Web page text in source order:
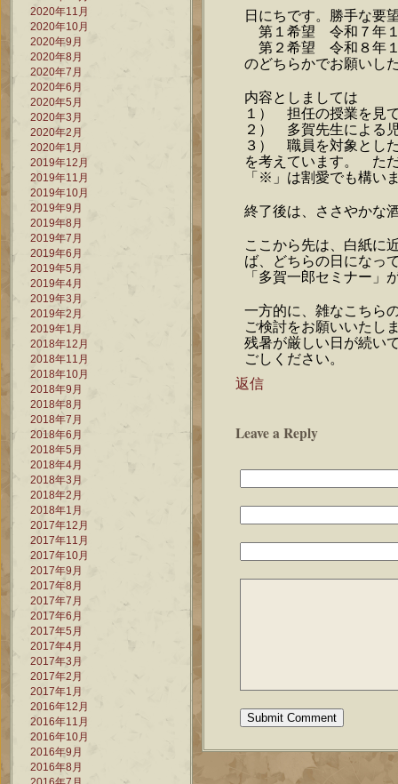
2020年11月
2020年10月
2020年9月
2020年8月
2020年7月
2020年6月
2020年5月
2020年3月
2020年2月
2020年1月
2019年12月
2019年11月
2019年10月
2019年9月
2019年8月
2019年7月
2019年6月
2019年5月
2019年4月
2019年3月
2019年2月
2019年1月
2018年12月
2018年11月
2018年10月
2018年9月
2018年8月
2018年7月
2018年6月
2018年5月
2018年4月
2018年3月
2018年2月
2018年1月
2017年12月
2017年11月
2017年10月
2017年9月
2017年8月
2017年7月
2017年6月
2017年5月
2017年4月
2017年3月
2017年2月
2017年1月
2016年12月
2016年11月
2016年10月
2016年9月
2016年8月
日にちです。勝手な要
第１希望 令和７年
第２希望 令和８年
のどちらかでお願いし
内容としましては
１） 担任の授業を
２） 多賀先生による
３） 職員を対象とし
を考えています。 た
「※」は割愛でも構い
終了後は、ささやかな
ここから先は、白紙に
ば、どちらの日になっ
「多賀一郎セミナー」
一方的に、雑なこちら
ご検討をお願いいたし
残暑が厳しい日が続い
ごしください。
返信
Leave a Reply